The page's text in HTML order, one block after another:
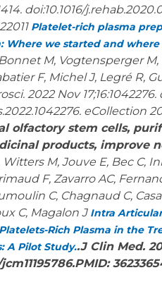
doi:10.1016/
Platelet-rich plasma
Where we started and where
M, Vogtensperger M,
F, Michel J, Legré R,
2022 Nov 17;16:1042276.
eCollection
olfactory stem cells,
products, improve
Witters M, Jouve E, Bec C,
F, Zavarro AC,
C, Chagnaud C,
C, Magalon J Intra
Rich Plasma in the
A Pilot Study..J Clin Med.